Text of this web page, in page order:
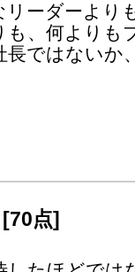
ーダーより
も、何よりも
ではないか
[70点]